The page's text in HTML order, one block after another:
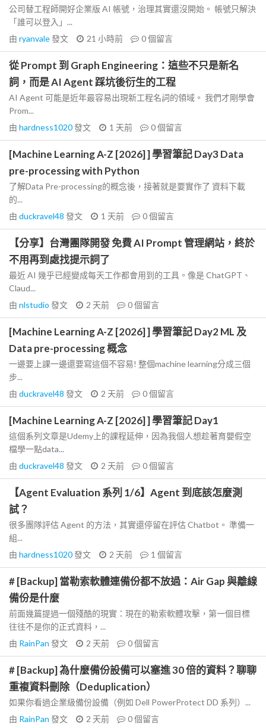
公司替工程師開好企業版 AI 帳號，治理其實還沒開始。 帳號只解決
「誰可以登入」...
由 ryanvale發文 21 小時前 0個留言
從 Prompt 到 Graph Engineering：這些不只是新名
詞，而是 AI Agent 踩坑後衍生的工程
AI Agent 可能是近年最容易出現新工程名詞的領域。 我們才剛學會
Prom...
由 hardness1020發文 1 天前 0個留言
[Machine Learning A-Z [2026] ] 學習筆記 Day3 Data
pre-processing with Python
了解Data Pre-processing的概念後，接著就是要實作了 資料下載
的...
由 duckravel48 發文 1 天前 0個留言
【分享】台灣團隊開發 免費 AI Prompt 管理網站，終於
不用再到處找提示詞了
最近 AI 幾乎已經變成每天工作都會用到的工具。像是 ChatGPT、
Claud...
由 nlstudio 發文 2 天前 0個留言
[Machine Learning A-Z [2026] ] 學習筆記 Day2 ML 及
Data pre-processing 概念
一邊要上課一邊還要寫這個不容易! 整個machine learning分成三個
步...
由 duckravel48 發文 2 天前 0個留言
[Machine Learning A-Z [2026] ] 學習筆記 Day1
這個系列文章是Udemy上的課程延伸，因為我個人想趁著育嬰假空
檔學一點data...
由 duckravel48 發文 2 天前 0個留言
【Agent Evaluation 系列 1/6】Agent 到底該怎麼測
試？
很多團隊評估 Agent 的方法，其實還停留在評估 Chatbot。 準備一
組...
由 hardness1020發文 2 天前 1 個留言
# [Backup] 當勒索軟體連備份都不放過：Air Gap 與離線
備份是什麼
前面幾篇提過一個殘酷的現實：現在的勒索軟體攻擊，第一個目標
往往不是你的正式資料，...
由 RainPan 發文 2 天前 0個留言
# [Backup] 為什麼備份設備可以塞進 30 倍的資料？聊聊
重複資料刪除（Deduplication）
如果你看過企業級備份設備（例如 Dell PowerProtect DD 系列）...
由 RainPan 發文 2 天前 0個留言